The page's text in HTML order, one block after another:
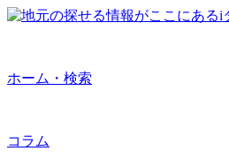
ホーム・検索
コラム